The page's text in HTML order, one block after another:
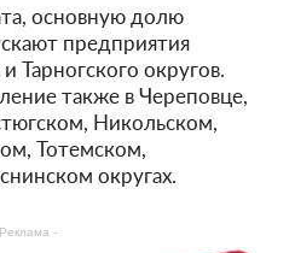
основную долю
предприятия
Тарногского округов.
также в Череповце,
Никольском,
Тотемском,
округах.
-